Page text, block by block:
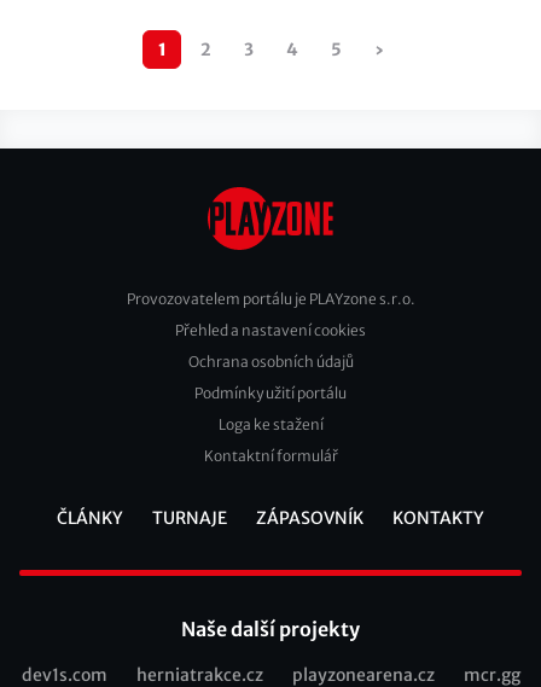
Pagination 1 2 3 4 5 ›
Footer
Provozovatelem portálu je PLAYzone s.r.o.
Přehled a nastavení cookies
Ochrana osobních údajů
Podmínky užití portálu
Loga ke stažení
Kontaktní formulář
ČLÁNKY TURNAJE ZÁPASOVNÍK KONTAKTY
Naše další projekty
dev1s.com herniatrakce.cz playzonearena.cz mcr.gg